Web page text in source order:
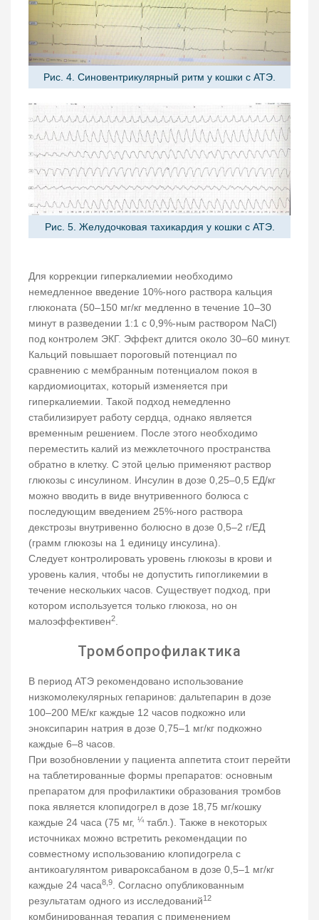
Рис. 4. Синовентрикулярный ритм у кошки с АТЭ.
Рис. 5. Желудочковая тахикардия у кошки с АТЭ.
Для коррекции гиперкалиемии необходимо
немедленное введение 10%-ного раствора кальция
глюконата (50–150 мг/кг медленно в течение 10–30
минут в разведении 1:1 с 0,9%-ным раствором NaCl)
под контролем ЭКГ. Эффект длится около 30–60 минут.
Кальций повышает пороговый потенциал по
сравнению с мембранным потенциалом покоя в
кардиомиоцитах, который изменяется при
гиперкалиемии. Такой подход немедленно
стабилизирует работу сердца, однако является
временным решением. После этого необходимо
переместить калий из межклеточного пространства
обратно в клетку. С этой целью применяют раствор
глюкозы с инсулином. Инсулин в дозе 0,25–0,5 ЕД/кг
можно вводить в виде внутривенного болюса с
последующим введением 25%-ного раствора
декстрозы внутривенно болюсно в дозе 0,5–2 г/ЕД
(грамм глюкозы на 1 единицу инсулина).
Следует контролировать уровень глюкозы в крови и
уровень калия, чтобы не допустить гипогликемии в
течение нескольких часов. Существует подход, при
котором используется только глюкоза, но он
малоэффективен2
Тромбопрофилактика
В период АТЭ рекомендовано использование
низкомолекулярных гепаринов: дальтепарин в дозе
100–200 МЕ/кг каждые 12 часов подкожно или
эноксипарин натрия в дозе 0,75–1 мг/кг подкожно
каждые 6–8 часов.
При возобновлении у пациента аппетита стоит перейти
на таблетированные формы препаратов: основным
препаратом для профилактики образования тромбов
пока является клопидогрел в дозе 18,75 мг/кошку
каждые 24 часа (75 мг, ¼ табл.). Также в некоторых
источниках можно встретить рекомендации по
совместному использованию клопидогрела с
антикоагулянтом ривароксабаном в дозе 0,5–1 мг/кг
каждые 24 часа8,9
. Согласно опубликованным
результатам одного из исследований12
комбинированная терапия с применением